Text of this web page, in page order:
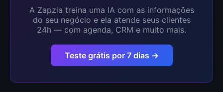
A Zapzia treina uma IA com as informações
do seu negócio e ela atende seus clientes
24h — com agenda, CRM e muito mais.
Teste grátis por 7 dias →